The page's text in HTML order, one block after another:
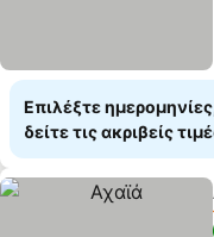
Επιλέξτε
δείτε τις ακριβείς